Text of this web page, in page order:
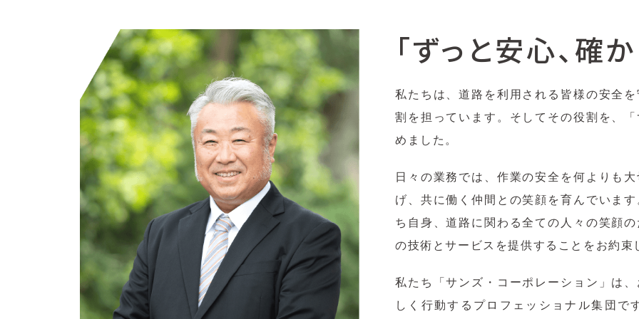
「ずっと安心、確
私たちは、道路を利用される皆様の安全
割を担っています。そしてその役割を、
めました。
日々の業務では、作業の安全を何よりも
げ、共に働く仲間との笑顔を育んでいま
ち自身、道路に関わる全ての人々の笑顔
の技術とサービスを提供することをお約束
私たち「サンズ・コーポレーション」は
しく行動するプロフェッショナル集団で